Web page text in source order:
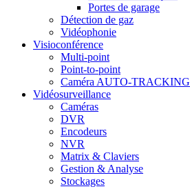
Portes de garage
Détection de gaz
Vidéophonie
Visioconférence
Multi-point
Point-to-point
Caméra AUTO-TRACKING
Vidéosurveillance
Caméras
DVR
Encodeurs
NVR
Matrix & Claviers
Gestion & Analyse
Stockages